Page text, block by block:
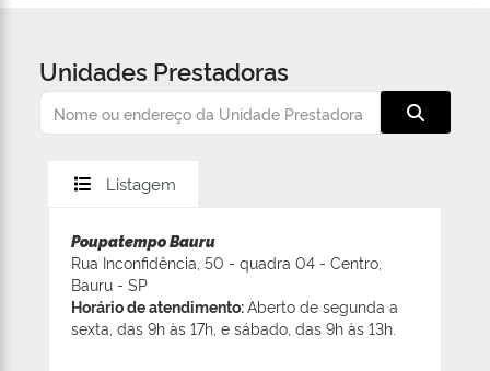
Unidades Prestadoras
Listagem
Poupatempo Bauru
Rua Inconfidência, 50 - quadra 04 - Centro,
Bauru - SP
Horário de atendimento:Aberto de segunda a
sexta, das 9h às 17h, e sábado, das 9h às 13h.